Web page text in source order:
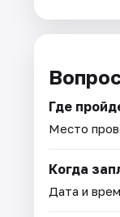
Где
Место
Когда
Дата и